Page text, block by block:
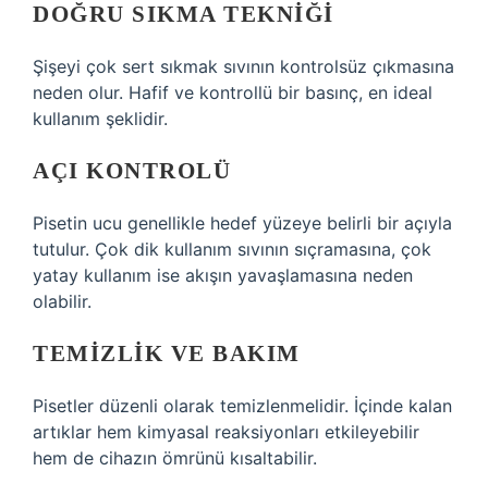
DOĞRU SIKMA TEKNIĞI
Şişeyi çok sert sıkmak sıvının kontrolsüz çıkmasına
neden olur. Hafif ve kontrollü bir basınç, en ideal
kullanım şeklidir.
AÇI KONTROLÜ
Pisetin ucu genellikle hedef yüzeye belirli bir açıyla
tutulur. Çok dik kullanım sıvının sıçramasına, çok
yatay kullanım ise akışın yavaşlamasına neden
olabilir.
TEMIZLIK VE BAKIM
Pisetler düzenli olarak temizlenmelidir. İçinde kalan
artıklar hem kimyasal reaksiyonları etkileyebilir
hem de cihazın ömrünü kısaltabilir.